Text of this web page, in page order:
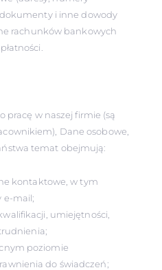
i inne dowody
rachunków bankowych
pracę w naszej firmie (są
Dane osobowe,
temat obejmują:
kontaktowe, w tym
e-mail;
umiejętności,
poziomie
do świadczeń;